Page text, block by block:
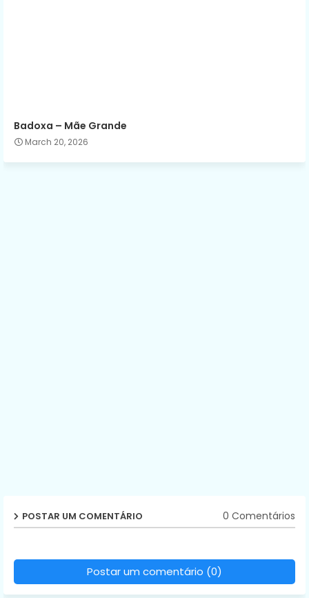
Badoxa – Mãe Grande
March 20, 2026
POSTAR UM COMENTÁRIO 0 Comentários
Postar um comentário (0)